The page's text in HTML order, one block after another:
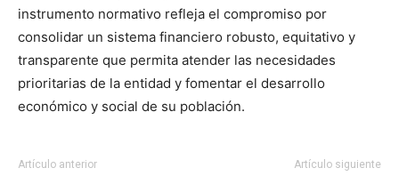
instrumento normativo refleja el compromiso por
consolidar un sistema financiero robusto, equitativo y
transparente que permita atender las necesidades
prioritarias de la entidad y fomentar el desarrollo
económico y social de su población.
Artículo anterior Artículo siguiente